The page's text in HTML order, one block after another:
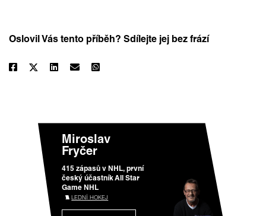
Oslovil Vás tento příběh? Sdílejte jej bez frází
Miroslav
Fryčer
415 zápasů v NHL, první
český účastník All Star
Game NHL
LEDNÍ HOKEJ